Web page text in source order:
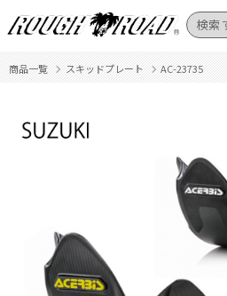
商品一覧 スキッドプレート AC-23735